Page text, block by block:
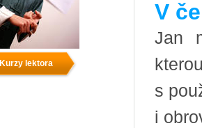
Kurzy lektora
V
Jan
s
i